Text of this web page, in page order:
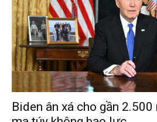
Biden ân xá cho gần